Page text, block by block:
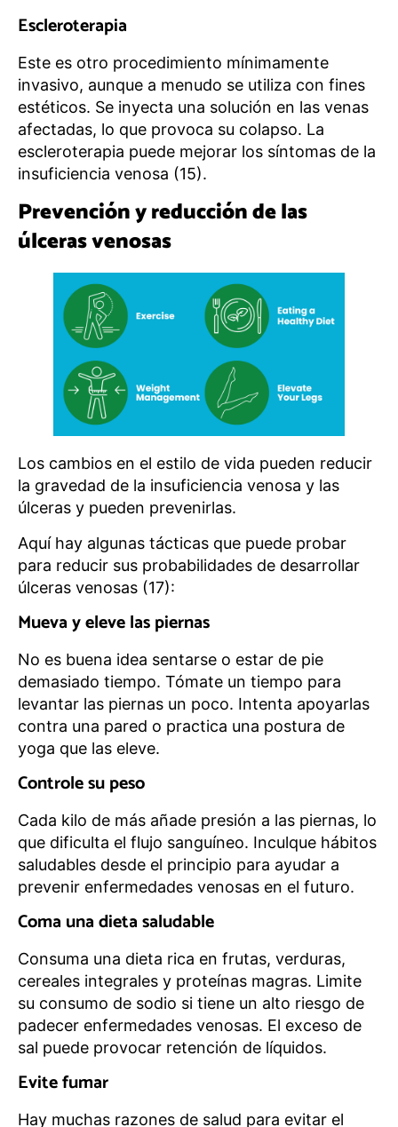
Escleroterapia
Este es otro procedimiento mínimamente
invasivo, aunque a menudo se utiliza con fines
estéticos. Se inyecta una solución en las venas
afectadas, lo que provoca su colapso. La
escleroterapia puede mejorar los síntomas de la
insuficiencia venosa (15).
Prevención y reducción de las
úlceras venosas
Los cambios en el estilo de vida pueden reducir
la gravedad de la insuficiencia venosa y las
úlceras y pueden prevenirlas.
Aquí hay algunas tácticas que puede probar
para reducir sus probabilidades de desarrollar
úlceras venosas (17):
Mueva y eleve las piernas
No es buena idea sentarse o estar de pie
demasiado tiempo. Tómate un tiempo para
levantar las piernas un poco. Intenta apoyarlas
contra una pared o practica una postura de
yoga que las eleve.
Controle su peso
Cada kilo de más añade presión a las piernas, lo
que dificulta el flujo sanguíneo. Inculque hábitos
saludables desde el principio para ayudar a
prevenir enfermedades venosas en el futuro.
Coma una dieta saludable
Consuma una dieta rica en frutas, verduras,
cereales integrales y proteínas magras. Limite
su consumo de sodio si tiene un alto riesgo de
padecer enfermedades venosas. El exceso de
sal puede provocar retención de líquidos.
Evite fumar
Hay muchas razones de salud para evitar el